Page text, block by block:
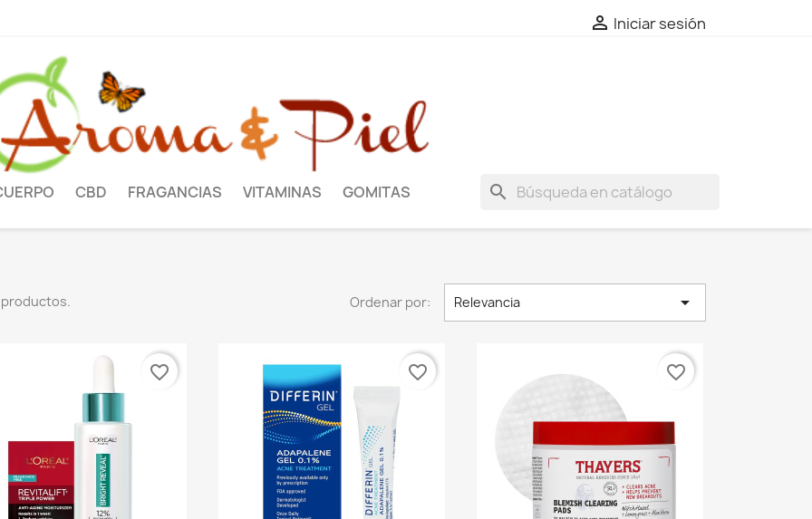
 Iniciar sesión
search
CBD FRAGANCIAS VITAMINAS GOMITAS
productos. Ordenar por: Relevancia 
favorite_border favorite_border favorite_border